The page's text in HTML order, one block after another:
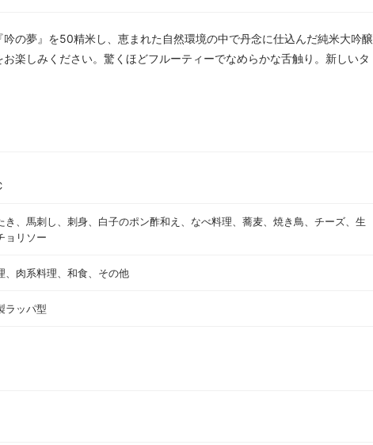
の夢』を50精米し、恵まれた自然環境の中で丹念に仕込んだ純米大吟醸
楽しみください。驚くほどフルーティーでなめらかな舌触り。新しいタ
き、馬刺し、刺身、白子のポン酢和え、なべ料理、蕎麦、焼き鳥、チーズ、生
ョリソー
、肉系料理、和食、その他
ラッパ型